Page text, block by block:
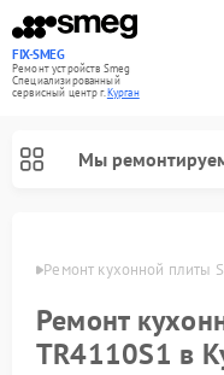
FIX-SMEG
Ремонт устройств Smeg
Специализированный
cервисный центр г.Курган
Мы
Ремонт кухонной плиты
Ремонт
TR4110S1 в